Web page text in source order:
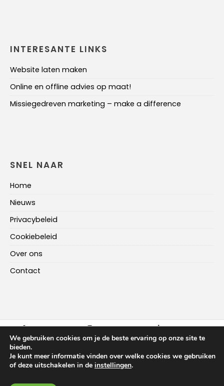
INTERESANTE LINKS
Website laten maken
Online en offline advies op maat!
Missiegedreven marketing – make a difference
SNEL NAAR
Home
Nieuws
Privacybeleid
Cookiebeleid
Over ons
Contact
FACEBOOK INSTAGRAM LINKEDIN
HOME NIEUWS OVER ONS CONTACT
We gebruiken cookies om je de beste ervaring op onze site te
bieden.
Je kunt meer informatie vinden over welke cookies we gebruiken
of deze uitschakelen in de instellingen.